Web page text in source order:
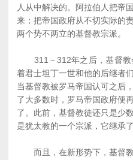
人从中解决的。阿拉伯人把帝
来；把帝国政府从不切实际的
两个势不两立的基督教宗派。
311－312年之后，基督教
着君士坦丁一世和他的后继者
当基督教被罗马帝国认可之后
了大多数时，罗马帝国政府便
了。此前，基督教徒还只是少
是犹太教的一个宗派，它继承
而且，在新形势下，基督教